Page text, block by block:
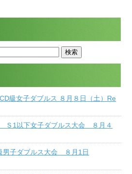
級女子ダブルス ８月８日（土）Re
Ｓ1以下女子ダブルス大会 ８月４
男子ダブルス大会 ８月1日